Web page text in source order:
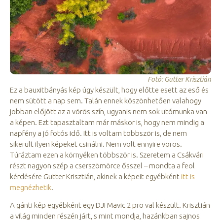
Fotó: Gutter Krisztián
Ez a bauxitbányás kép úgy készült, hogy előtte esett az eső és
nem sütött a nap sem. Talán ennek köszönhetően valahogy
jobban előjött az a vörös szín, ugyanis nem sok utómunka van
a képen. Ezt tapasztaltam már máskor is, hogy nem mindig a
napfény a jó fotós idő. Itt is voltam többször is, de nem
sikerült ilyen képeket csinálni. Nem volt ennyire vörös.
Túráztam ezen a környéken többször is. Szeretem a Csákvári
részt nagyon szép a cserszömörce ősszel – mondta a feol
kérdésére Gutter Krisztián, akinek a képeit egyébként itt is
megnézhetik.
A gánti kép egyébként egy DJI Mavic 2 pro val készült. Krisztián
a világ minden részén járt, s mint mondja, hazánkban sajnos